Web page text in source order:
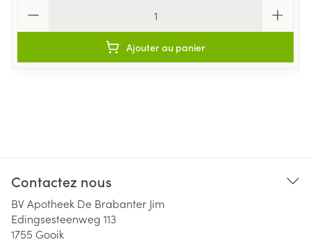
Ajouter au panier
Contactez nous
BV Apotheek De Brabanter Jim
Edingsesteenweg 113
1755 Gooik